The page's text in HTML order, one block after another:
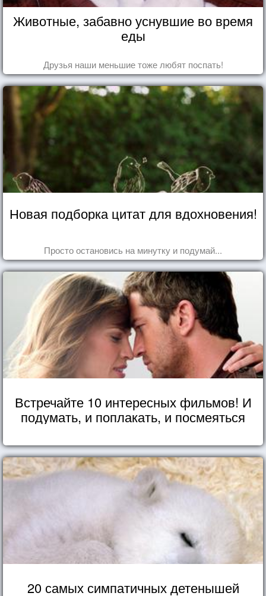
Животные, забавно уснувшие во время
еды
Друзья наши меньшие тоже любят поспать!
Новая подборка цитат для вдохновения!
Просто остановись на минутку и подумай...
Встречайте 10 интересных фильмов! И
подумать, и поплакать, и посмеяться
20 самых симпатичных детенышей